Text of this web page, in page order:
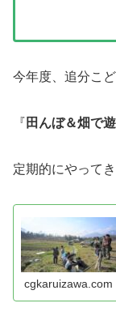
今年度、追分こど
『 田んぼ＆畑で
定期的にやってき
cgkaruizawa.com